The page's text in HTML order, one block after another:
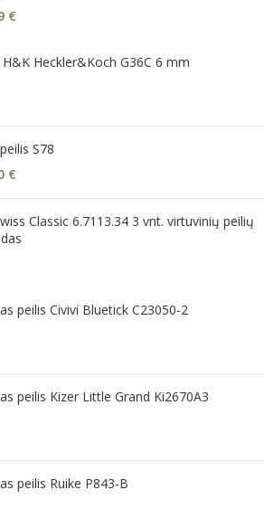
€
Heckler&Koch G36C 6 mm
S78
€
Classic 6.7113.34 3 vnt. virtuvinių peilių
peilis Civivi Bluetick C23050-2
peilis Kizer Little Grand Ki2670A3
peilis Ruike P843-B